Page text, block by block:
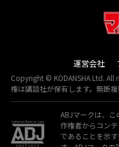
運営会社
Copyright © KODANSHA Ltd. All
権は講談社が保有します。無断複
ABJマークは、
作権者からコン
であることを示